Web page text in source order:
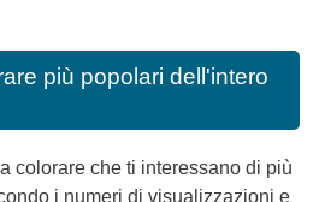
più popolari dell'intero
colorare che ti interessano di più
i numeri di visualizzazioni e